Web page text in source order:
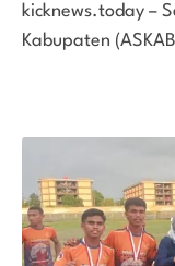
kicknews.today –
Kabupaten